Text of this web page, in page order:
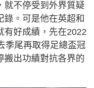
就不停受到外界質疑
錄。可是他在英超和
有好成績，先在2022
季尾再取得足總盃冠
搬出功績對抗各界的